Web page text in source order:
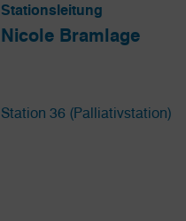
Stationsleitung
Nicole Bramlage
Station 36 (Palliativstation)